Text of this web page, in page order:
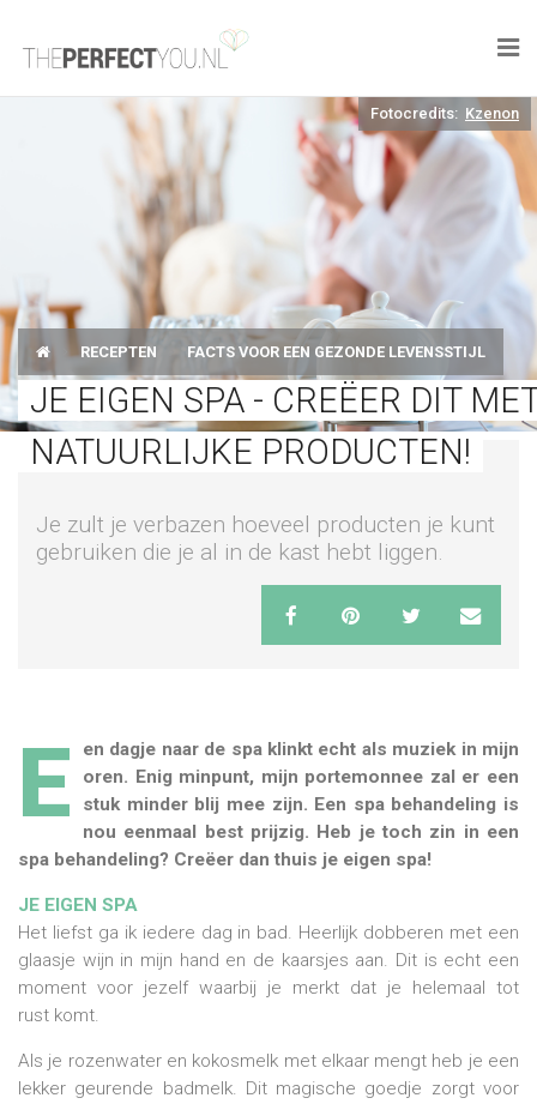

DROOM HOME
STYLE
BUSINESS
WELL TRAVELED
Fotocredits: Kzenon
RECEPTEN FACTS VOOR EEN GEZONDE LEVENSSTIJL
JE EIGEN SPA - CREËER DIT
NATUURLIJKE PRODUCTEN!
Je zult je verbazen hoeveel producten je kunt
gebruiken die je al in de kast hebt liggen.
E
en dagje naar de spa klinkt echt als muziek in mijn
oren. Enig minpunt, mijn portemonnee zal er een
stuk minder blij mee zijn. Een spa behandeling is
nou eenmaal best prijzig. Heb je toch zin in een
spa behandeling? Creëer dan thuis je eigen spa!
JE EIGEN SPA
Het liefst ga ik iedere dag in bad. Heerlijk dobberen met een
glaasje wijn in mijn hand en de kaarsjes aan. Dit is echt een
moment voor jezelf waarbij je merkt dat je helemaal tot
rust komt.
Als je rozenwater en kokosmelk met elkaar mengt heb je een
lekker geurende badmelk. Dit magische goedje zorgt voor